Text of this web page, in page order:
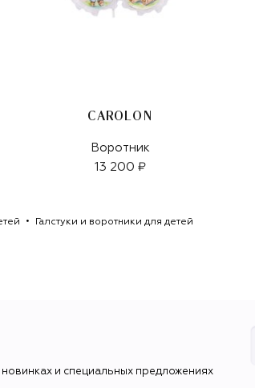
CAROLON
Воротник
13 200 ₽
Галстуки и воротники для детей
и специальных предложениях